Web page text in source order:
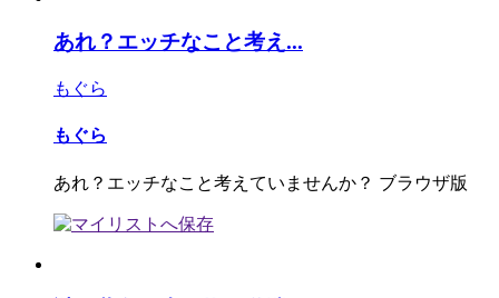
あれ？エッチなこと考え...
もぐら
もぐら
あれ？エッチなこと考えていませんか？ ブラウザ版